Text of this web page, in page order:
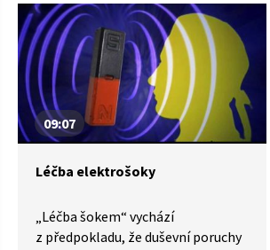
09:07
Léčba elektrošoky
„Léčba šokem“ vychází
z předpokladu, že duševní poruchy